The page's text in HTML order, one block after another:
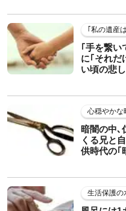
｢私の遺産
｢手を繋い
に｢それだ
い頃の悲
心穏やかな
暗闇の中､
くる兄と
供時代の｢
生活保護の